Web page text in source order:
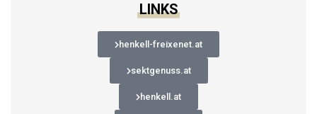
LINKS
henkell-freixenet.at
sektgenuss.at
henkell.at